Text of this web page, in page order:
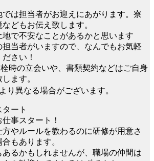
では担当者がお迎えにあがります。寮
どもお伝え致します。
地で不安なことがあるかと思います
担当者がいますので、なんでもお気軽
さい！
時の立会いや、書類契約などはご自身
ます。
り異なる場合がございます。
ート
事スタート！
方やルールを教わるのに研修が用意さ
もあります。
あるかもしれませんが、職場の仲間は